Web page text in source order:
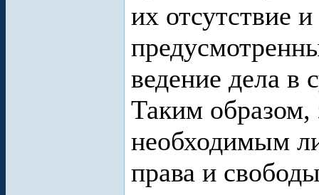
их отсутствие
ведение дела в
Таким образом,
необходимым
права и